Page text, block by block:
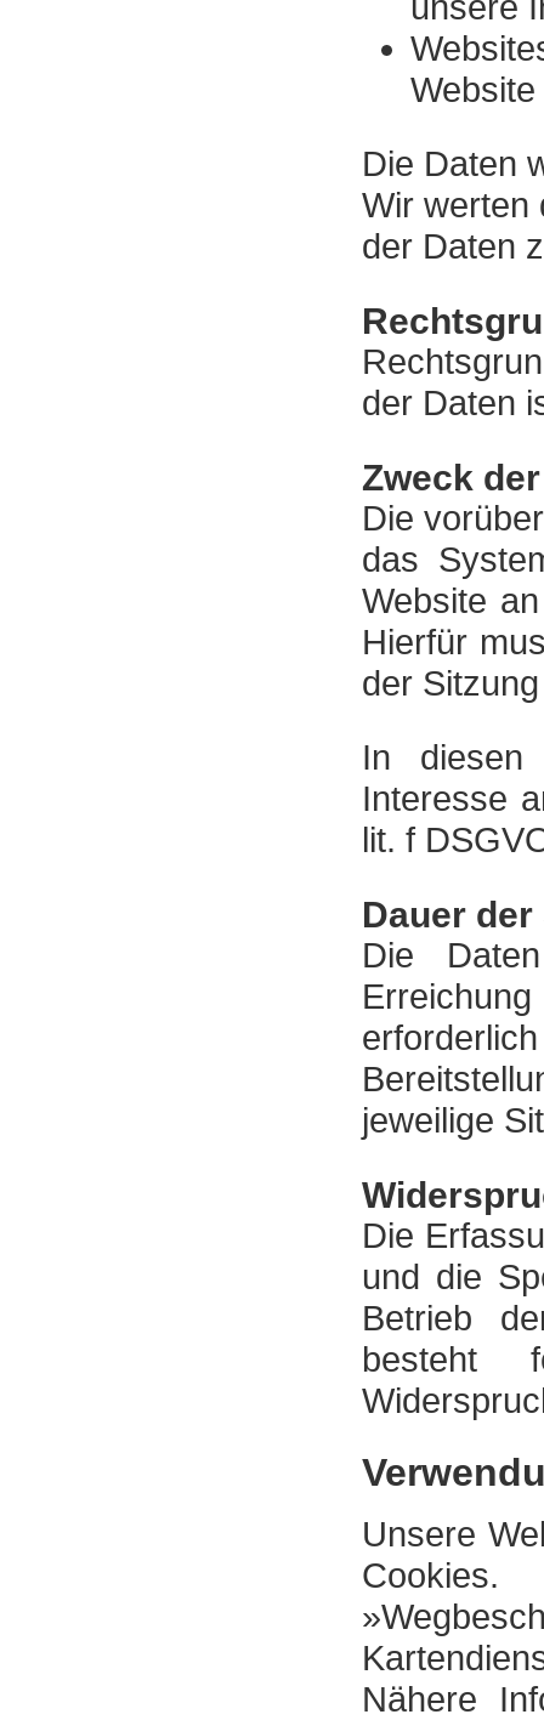
Die Daten
Wir werten
der Daten
der Daten
Zweck
Die
das
Website
Hierfür
der
In diesen
Interesse
lit. f
Dauer
Die
jeweilige
Die
und die
Betrieb
besteht
Unsere
Nähere